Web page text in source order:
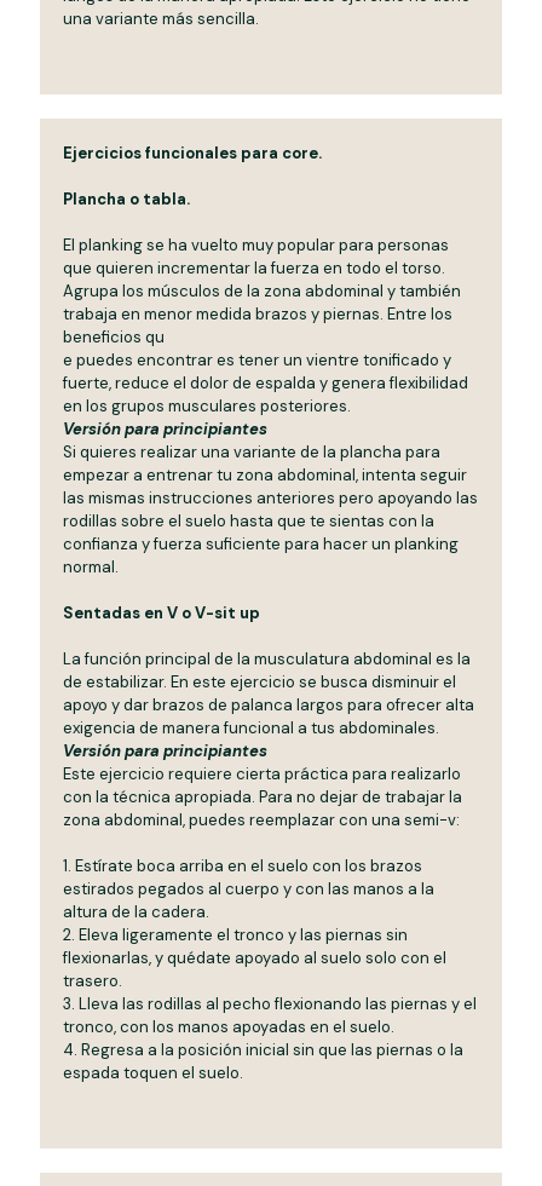
una variante más sencilla.
Ejercicios funcionales para core.
Plancha o tabla.
El planking se ha vuelto muy popular para personas
que quieren incrementar la fuerza en todo el torso.
Agrupa los músculos de la zona abdominal y también
trabaja en menor medida brazos y piernas. Entre los
beneficios qu
e puedes encontrar es tener un vientre tonificado y
fuerte, reduce el dolor de espalda y genera flexibilidad
en los grupos musculares posteriores.
Versión para principiantes
Si quieres realizar una variante de la plancha para
empezar a entrenar tu zona abdominal, intenta seguir
las mismas instrucciones anteriores pero apoyando las
rodillas sobre el suelo hasta que te sientas con la
confianza y fuerza suficiente para hacer un planking
normal.
Sentadas en V o V-sit up
La función principal de la musculatura abdominal es la
de estabilizar. En este ejercicio se busca disminuir el
apoyo y dar brazos de palanca largos para ofrecer alta
exigencia de manera funcional a tus abdominales.
Versión para principiantes
Este ejercicio requiere cierta práctica para realizarlo
con la técnica apropiada. Para no dejar de trabajar la
zona abdominal, puedes reemplazar con una semi-v:
1. Estírate boca arriba en el suelo con los brazos
estirados pegados al cuerpo y con las manos a la
altura de la cadera.
2. Eleva ligeramente el tronco y las piernas sin
flexionarlas, y quédate apoyado al suelo solo con el
trasero.
3. Lleva las rodillas al pecho flexionando las piernas y el
tronco, con los manos apoyadas en el suelo.
4. Regresa a la posición inicial sin que las piernas o la
espada toquen el suelo.